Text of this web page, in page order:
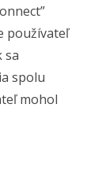
používateľ
sa
spolu
mohol